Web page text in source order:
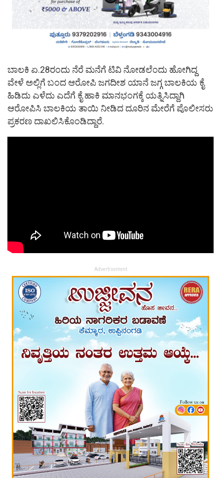
ಬಾಲಕಿ ಏ.28ರಂದು ನೆರೆ ಮನೆಗೆ ಟಿವಿ ನೋಡಲೆಂದು ಹೋಗಿದ್ದ
ವೇಳೆ ಅಲ್ಲಿಗೆ ಬಂದ ಆರೋಪಿ ಜಗದೀಶ ಯಾನೆ ಜಗ್ಗ ಬಾಲಕಿಯ ಕೈ
ಹಿಡಿದು ಎಳೆದು ಎದೆಗೆ ಕೈ ಹಾಕಿ ಮಾನಭಂಗಕ್ಕೆ ಯತ್ನಿಸಿದ್ದಾಗಿ
ಆರೋಪಿಸಿ ಬಾಲಕಿಯ ತಾಯಿ ನೀಡಿದ ದೂರಿನ ಮೇರೆಗೆ ಪೊಲೀಸರು
ಪ್ರಕರಣ ದಾಖಲಿಸಿಕೊಂಡಿದ್ದಾರೆ.
Advertisement